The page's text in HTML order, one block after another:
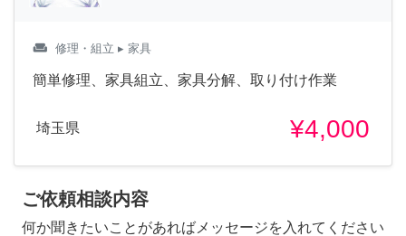
weekend 修理・組立 ▸ 家具
簡単修理、家具組立、家具分解、取り付け作業
埼玉県 ¥4,000
ご依頼相談内容
何か聞きたいことがあればメッセージを入れてください